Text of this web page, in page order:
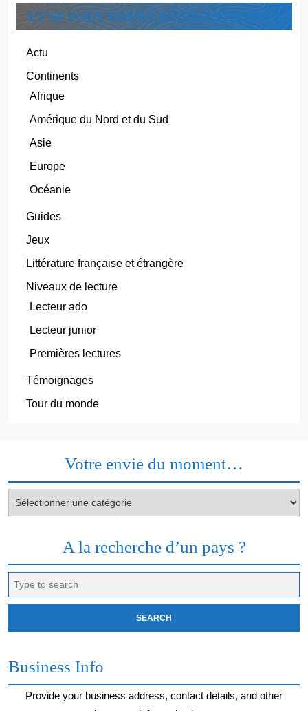
ET SI VOUS VOUS LAISSIEZ TENTER ?
Actu
Continents
Afrique
Amérique du Nord et du Sud
Asie
Europe
Océanie
Guides
Jeux
Littérature française et étrangère
Niveaux de lecture
Lecteur ado
Lecteur junior
Premières lectures
Témoignages
Tour du monde
Votre envie du moment…
envie
A la recherche d’un pays ?
for:
Business Info
Provide your business address, contact details, and other